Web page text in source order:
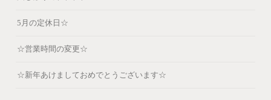
5月の定休日☆
☆営業時間の変更☆
☆新年あけましておめでとうございます☆